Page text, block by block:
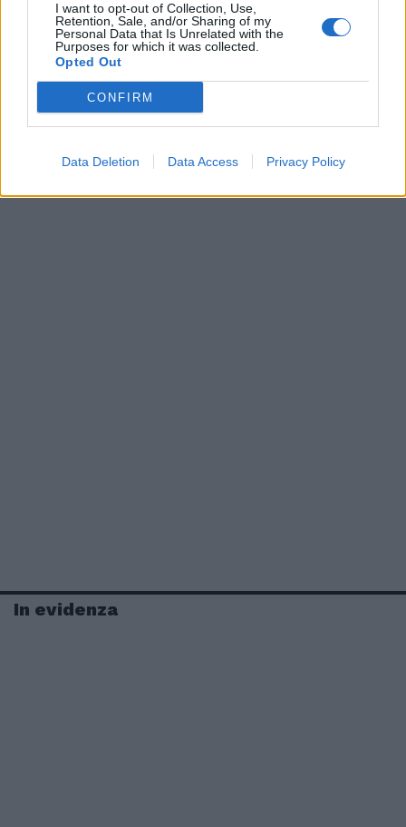
I want to opt-out of Collection, Use,
Retention, Sale, and/or Sharing of my
Personal Data that Is Unrelated with the
Purposes for which it was collected.
Opted Out
CONFIRM
Data Deletion Data Access Privacy Policy
In evidenza